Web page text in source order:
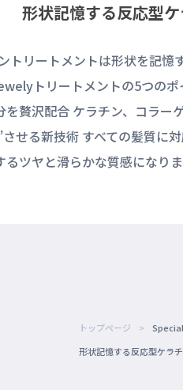
形状記憶する反応型
トリートメントは形状を記
トリートメントの5つの
贅沢配合 ケラチン、コラー
せる新技術 すべての髪質に
ツヤと滑らかな質感になりま
トップページ
形状記憶する反応型ケラ